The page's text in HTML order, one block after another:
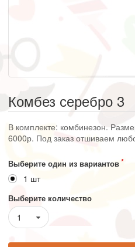
Комбез серебро 3
В комплекте: комбинезон.
6000р. Под заказ отшиваем
Выберите один из вариантов
1 шт
Выберите количество
1